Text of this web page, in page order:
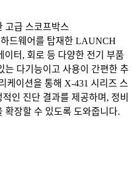
고급 스코프박스
드웨어를 탑재한 LAUNCH
터, 회로 등 다양한 전기 부품
는 다기능이고 사용이 간편한 추
케이션을 통해 X-431 시리즈 스
인 진단 결과를 제공하며, 정비
확장할 수 있도록 도와줍니다.